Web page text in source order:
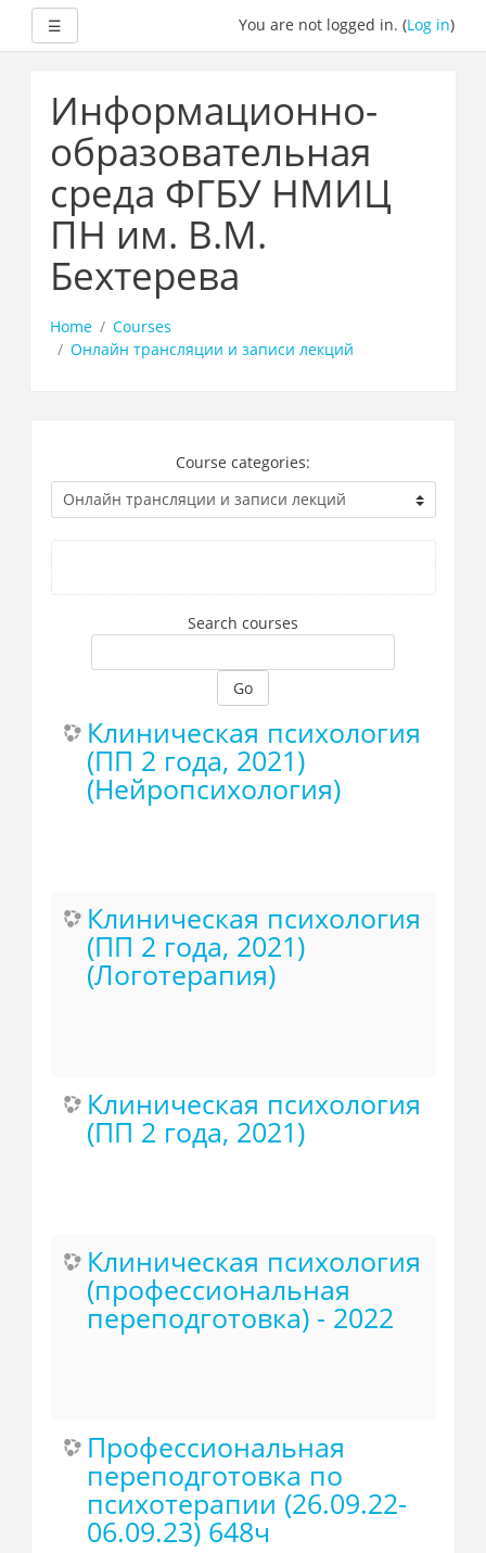
☰ You are not logged in. (Log in)
Информационно-
образовательная
среда ФГБУ НМИЦ
ПН им. В.М.
Бехтерева
Home
Courses
Онлайн трансляции и записи лекций
Course categories:
Search courses
Go
Клиническая психология
(ПП 2 года, 2021)
(Нейропсихология)
Клиническая психология
(ПП 2 года, 2021)
(Логотерапия)
Клиническая психология
(ПП 2 года, 2021)
Клиническая психология
(профессиональная
переподготовка) - 2022
Профессиональная
переподготовка по
психотерапии (26.09.22-
06.09.23) 648ч